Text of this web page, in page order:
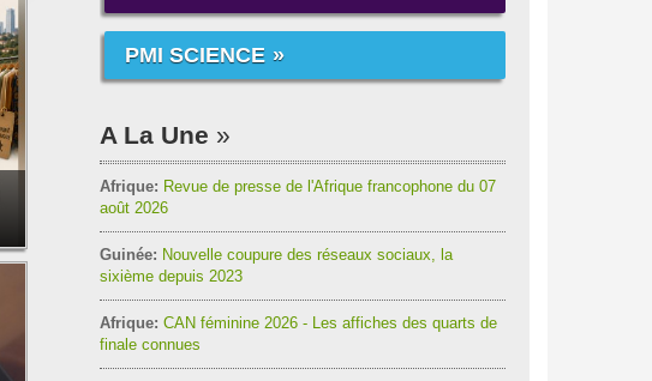
PMI SCIENCE
A La Une
Afrique: Revue de presse de l'Afrique francophone du 07
août 2026
Guinée: Nouvelle coupure des réseaux sociaux, la
sixième depuis 2023
Afrique: CAN féminine 2026 - Les affiches des quarts de
finale connues